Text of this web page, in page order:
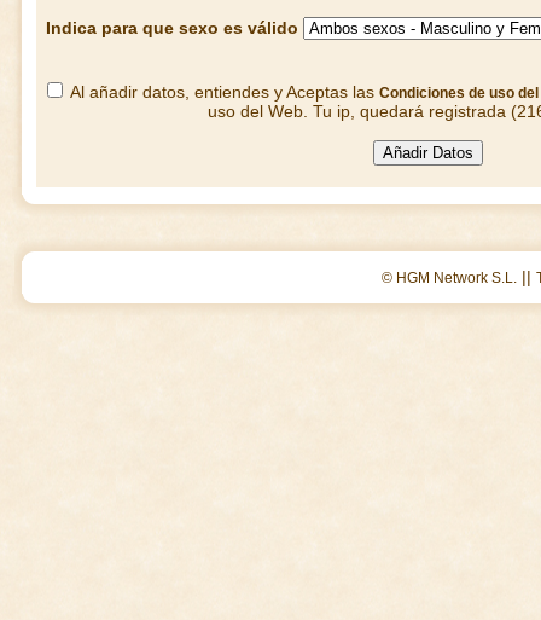
Indica para que sexo es válido
Al añadir datos, entiendes y Aceptas las Condiciones de uso del
uso del Web. Tu ip, quedará registrada
© HGM Network S.L. ||